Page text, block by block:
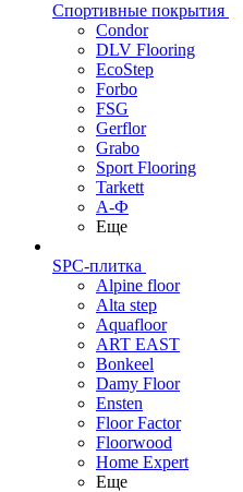
Спортивные покрытия
Condor
DLV Flooring
EcoStep
Forbo
FSG
Gerflor
Grabo
Sport Flooring
Tarkett
А-Ф
Еще
SPC-плитка
Alpine floor
Alta step
Aquafloor
ART EAST
Bonkeel
Damy Floor
Ensten
Floor Factor
Floorwood
Home Expert
Еще